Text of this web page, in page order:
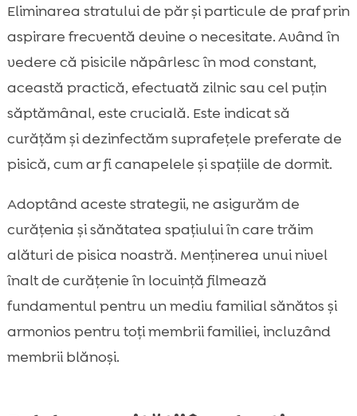
Eliminarea stratului de păr și particule de praf prin
aspirare frecventă devine o necesitate. Având în
vedere că pisicile năpârlesc în mod constant,
această practică, efectuată zilnic sau cel puțin
săptămânal, este crucială. Este indicat să
curățăm și dezinfectăm suprafețele preferate de
pisică, cum ar fi canapelele și spațiile de dormit.
Adoptând aceste strategii, ne asigurăm de
curățenia și sănătatea spațiului în care trăim
alături de pisica noastră. Menținerea unui nivel
înalt de curățenie în locuință filmează
fundamentul pentru un mediu familial sănătos și
armonios pentru toți membrii familiei, incluzând
membrii blănoși.